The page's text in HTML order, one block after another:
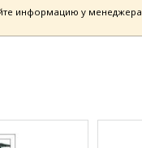
информацию у менеджера.